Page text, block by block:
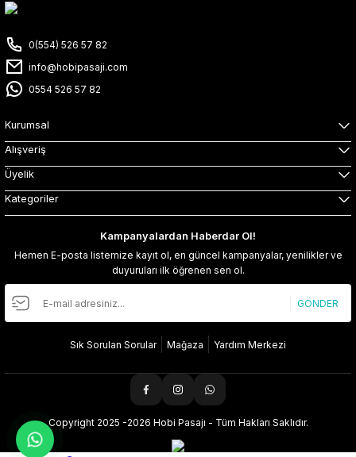
0(554) 526 57 82
info@hobipasaji.com
0554 526 57 82
Kurumsal
Alışveriş
Üyelik
Kategoriler
Kampanyalardan Haberdar Ol!
Hemen E-posta listemize kayıt ol, en güncel kampanyalar, yenilikler ve
duyuruları ilk öğrenen sen ol.
GÖNDER
Sık Sorulan Sorular Mağaza Yardım Merkezi
Copyright 2025 -2026 Hobi Pasajı - Tüm Hakları Saklıdır.